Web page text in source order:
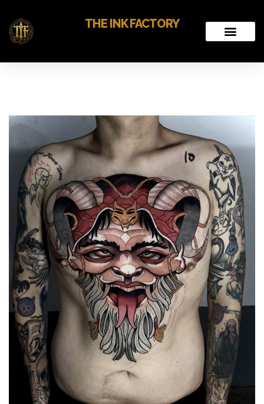
THE INK FACTORY